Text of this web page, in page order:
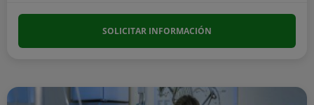
SOLICITAR INFORMACIÓN